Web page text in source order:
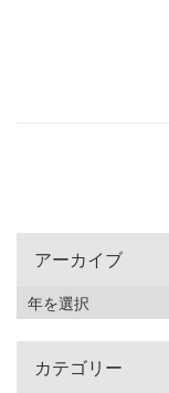
アーカイブ
カテゴリー